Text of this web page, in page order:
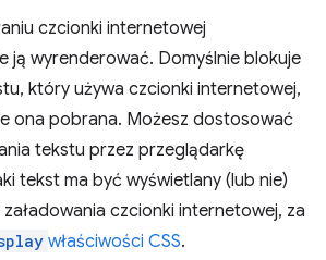
czcionki internetowej
ją wyrenderować. Domyślnie blokuje
który używa czcionki internetowej,
ona pobrana. Możesz dostosować
tekstu przez przeglądarkę
tekst ma być wyświetlany (lub nie)
czcionki internetowej, za
właściwości CSS.